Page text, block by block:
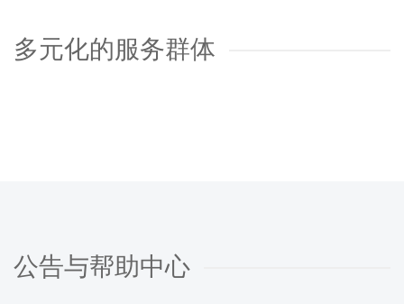
多元化的服务群体
公告与帮助中心